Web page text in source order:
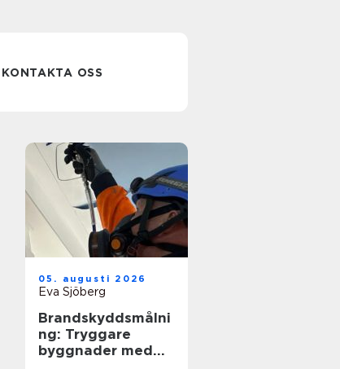
KONTAKTA OSS
05. augusti 2026
Eva Sjöberg
Brandskyddsmålni
ng: Tryggare
byggnader med